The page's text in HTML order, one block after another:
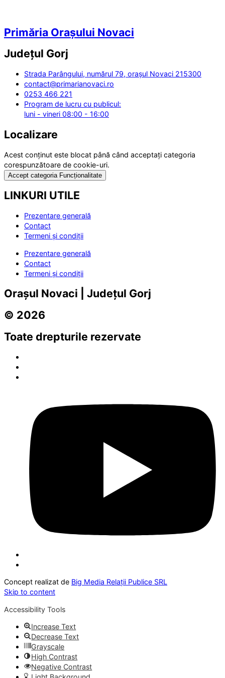
Primăria Orașului Novaci
Județul Gorj
Strada Parângului, numărul 79, orașul Novaci 215300
contact@primarianovaci.ro
0253 466 221
Program de lucru cu publicul:
luni - vineri 08:00 - 16:00
Localizare
Acest conținut este blocat până când acceptați categoria
corespunzătoare de cookie-uri.
Accept categoria Funcționalitate
LINKURI UTILE
Prezentare generală
Contact
Termeni și condiții
Prezentare generală
Contact
Termeni și condiții
Orașul Novaci | Județul Gorj
© 2026
Toate drepturile rezervate
Concept realizat de Big Media Relații Publice SRL
Skip to content
Accessibility Tools
Increase Text
Decrease Text
Grayscale
High Contrast
Negative Contrast